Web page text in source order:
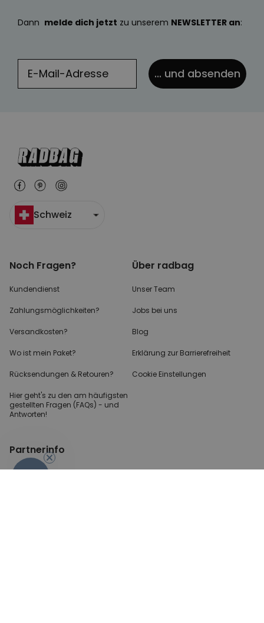
Dann melde dich jetzt zu unserem NEWSLETTER an:
... und absenden
Schweiz
Noch Fragen?
Kundendienst
Zahlungsmöglichkeiten?
Versandkosten?
Wo ist mein Paket?
Rücksendungen & Retouren?
Hier geht's zu den am häufigsten
gestellten Fragen (FAQs) - und
Antworten!
Über radbag
Unser Team
Jobs bei uns
Blog
Erklärung zur Barrierefreiheit
Cookie Einstellungen
Partnerinfo
-10%